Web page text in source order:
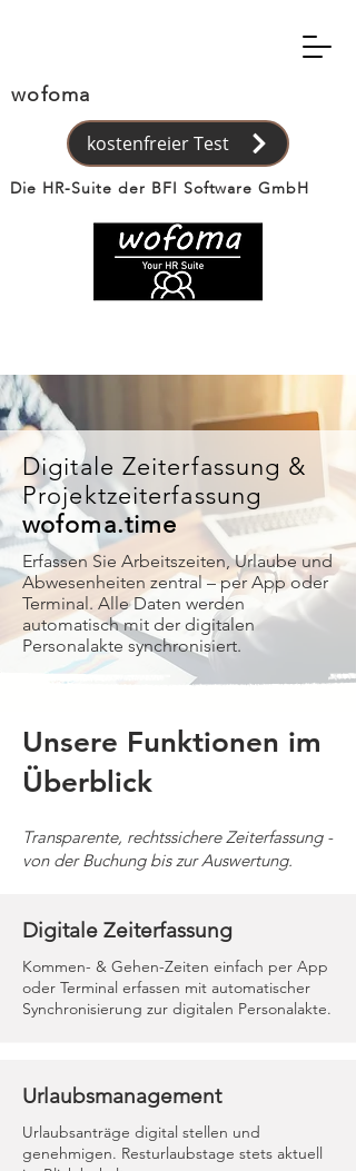
wofoma
Die HR-Suite der BFI Software GmbH
kostenfreier Test
Digitale Zeiterfassung &
Projektzeiterfassung
wofoma.time
Erfassen Sie Arbeitszeiten, Urlaube und
Abwesenheiten zentral – per App oder
Terminal. Alle Daten werden
automatisch mit der digitalen
Personalakte synchronisiert.
Unsere Funktionen im
Überblick
Transparente, rechtssichere Zeiterfassung -
von der Buchung bis zur Auswertung.
Digitale Zeiterfassung
Kommen- & Gehen-Zeiten einfach per App
oder Terminal erfassen mit automatischer
Synchronisierung zur digitalen Personalakte.
Urlaubsmanagement
Urlaubsanträge digital stellen und
genehmigen. Resturlaubstage stets aktuell